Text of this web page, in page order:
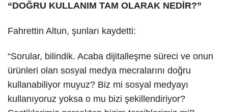
“DOĞRU KULLANIM TAM OLARAK NEDİR?”
Fahrettin Altun, şunları kaydetti:
“Sorular, bilindik. Acaba dijitalleşme süreci ve onun
ürünleri olan sosyal medya mecralarını doğru
kullanabiliyor muyuz? Biz mi sosyal medyayı
kullanıyoruz yoksa o mu bizi şekillendiriyor?